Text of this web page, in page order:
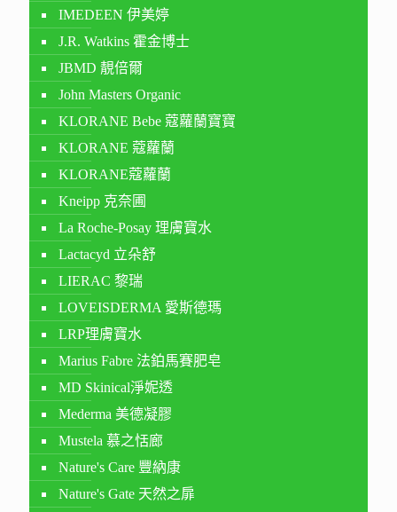
IMEDEEN 伊美婷
J.R. Watkins 霍金博士
JBMD 靚倍爾
John Masters Organic
KLORANE Bebe 蔻蘿蘭寶寶
KLORANE 蔻蘿蘭
KLORANE蔻蘿蘭
Kneipp 克奈圃
La Roche-Posay 理膚寶水
Lactacyd 立朵舒
LIERAC 黎瑞
LOVEISDERMA 愛斯德瑪
LRP理膚寶水
Marius Fabre 法鉑馬賽肥皂
MD Skinical淨妮透
Mederma 美德凝膠
Mustela 慕之恬廊
Nature's Care 豐納康
Nature's Gate 天然之扉